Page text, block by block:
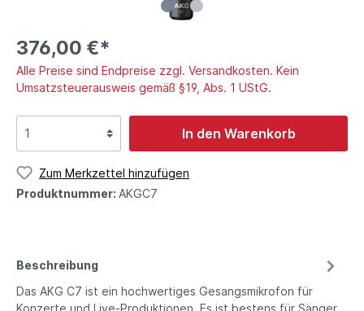
376,00 €*
Alle Preise sind Endpreise zzgl. Versandkosten. Kein
Umsatzsteuerausweis gemäß §19, Abs. 1 UStG.
In den Warenkorb
Zum Merkzettel hinzufügen
Produktnummer: AKGC7
Beschreibung
Das AKG C7 ist ein hochwertiges Gesangsmikrofon für